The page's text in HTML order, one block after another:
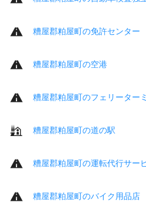
糟屋郡粕屋町の免許センター
糟屋郡粕屋町の空港
糟屋郡粕屋町のフェリーター
糟屋郡粕屋町の道の駅
糟屋郡粕屋町の運転代行サー
糟屋郡粕屋町のバイク用品店